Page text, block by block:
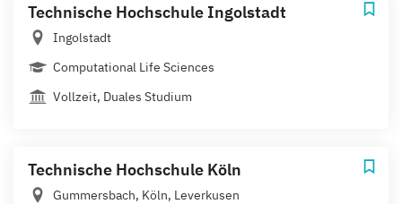
Technische Hochschule Ingolstadt
Ingolstadt
Computational Life Sciences
Vollzeit, Duales Studium
Technische Hochschule Köln
Gummersbach, Köln, Leverkusen